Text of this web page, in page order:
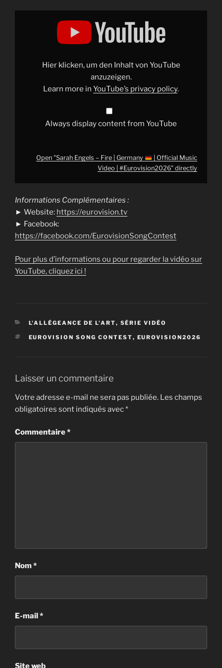
Display
Hier klicken, um den Inhalt von YouTube
anzuzeigen.
Learn more in YouTube’s privacy policy.
Always display content from YouTube
Open "Sarah Engels – Fire | Germany
| Official Music
Video | #Eurovision2026" directly
Informations Complémentaires :
► Website: https://eurovision.tv
► Facebook:
https://facebook.com/EurovisionSongContest
Pour plus d’informations ou pour regarder la vidéo sur
YouTube, cliquez ici !
CATÉGORIES
L'ALLÉGEANCE DE L'ART, SÉRIE VIDÉO
ÉTIQUETTES
EUROVISION SONG CONTEST, EUROVISION2026
Laisser un commentaire
Votre adresse e-mail ne sera pas publiée. Les champs
obligatoires sont indiqués avec*
Commentaire*
Nom*
E-mail*
Site web